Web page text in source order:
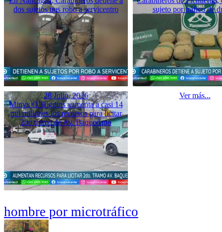
dos sujetos tras robo a servicentro
sujeto por tráfico de
28 Julio, 2026
Minvu O’Higgins aumenta a casi 14
mil millones los recursos para licitar
2do tramo de Av. Baquedano
Ver más...
hombre por microtráfico